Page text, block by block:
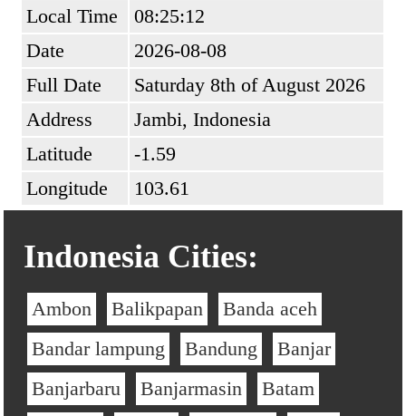
Local Time
08:25:12
Date
2026-08-08
Full Date
Saturday 8th of August 2026
Address
Jambi, Indonesia
Latitude
-1.59
Longitude
103.61
Indonesia Cities:
Ambon Balikpapan
Banda aceh
Bandar lampung
Bandung
Banjar
Banjarbaru
Banjarmasin
Batam